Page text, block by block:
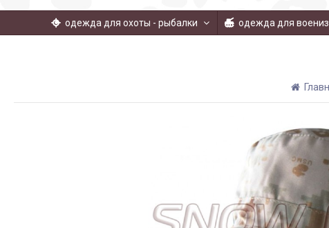
одежда для охоты - рыбалки одежда для